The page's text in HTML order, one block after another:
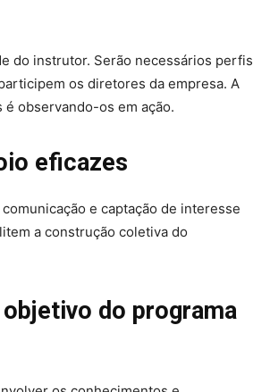
do instrutor. Serão necessários perfis
os diretores da empresa. A
observando-os em ação.
eficazes
e captação de interesse
a construção coletiva do
do programa